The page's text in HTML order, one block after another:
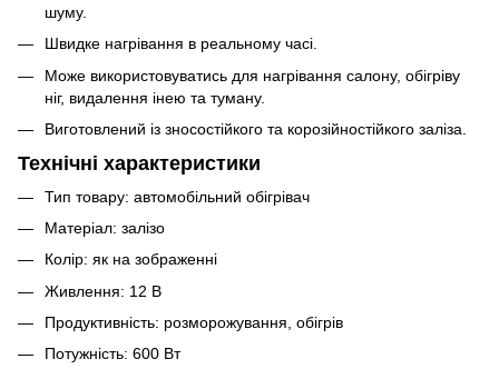
шуму.
Швидке нагрівання в реальному часі.
Може використовуватись для нагрівання салону, обігріву
ніг, видалення інею та туману.
Виготовлений із зносостійкого та корозійностійкого заліза.
Технічні характеристики
Тип товару: автомобільний обігрівач
Матеріал: залізо
Колір: як на зображенні
Живлення: 12 В
Продуктивність: розморожування, обігрів
Потужність: 600 Вт